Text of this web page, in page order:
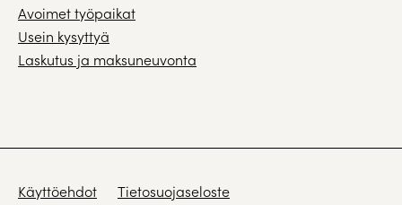
Avoimet työpaikat
Usein kysyttyä
Laskutus ja maksuneuvonta
Käyttöehdot Tietosuojaseloste